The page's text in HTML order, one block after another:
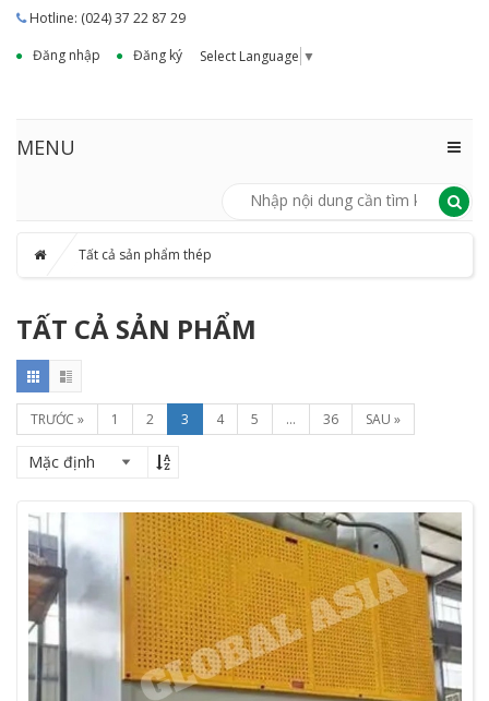
Hotline: (024) 37 22 87 29
Đăng nhập
Đăng ký Select Language ▼
MENU
Tất cả sản phẩm thép
TẤT CẢ SẢN PHẨM
TRƯỚC » 1 2 3 4 5 ... 36 SAU »